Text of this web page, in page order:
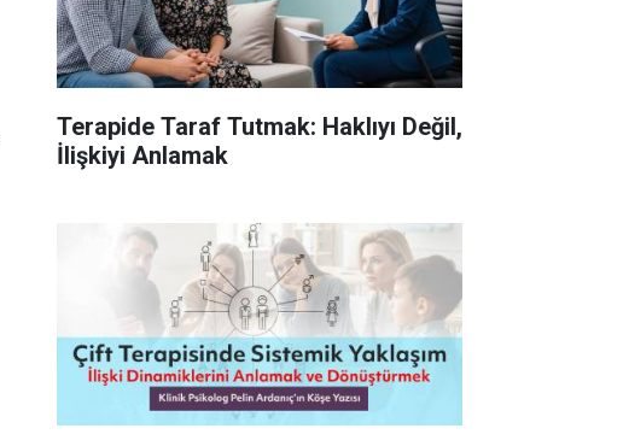
Terapide Taraf Tutmak: Haklıyı Değil,
İlişkiyi Anlamak